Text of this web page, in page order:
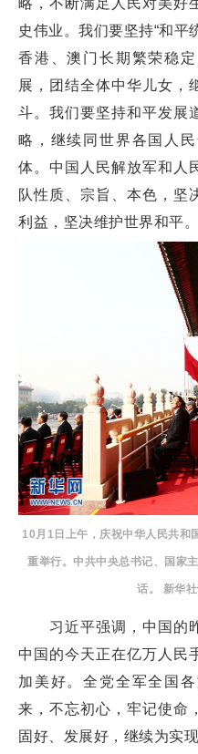
略，不断满足人民对美好
史伟业。我们要坚持“和平
香港、澳门长期繁荣稳
展，团结全体中华儿女，
斗。我们要坚持和平发展
略，继续同世界各国人
体。中国人民解放军和人
队性质、宗旨、本色，坚
利益，坚决维护世界和平。
10月1日上午，庆祝中华人民共和
重举行。中共中央总书记、国家
话。 新华
习近平强调，中国的昨
中国的今天正在亿万人民
加美好。全党全军全国
来，不忘初心，牢记使命
固好、发展好，继续为实